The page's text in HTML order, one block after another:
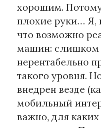
хорошим.
плохие руки… Я,
что возможно
машин: слишком
нерентабельно
такого уровня.
внедрен везде
мобильный
важно, для